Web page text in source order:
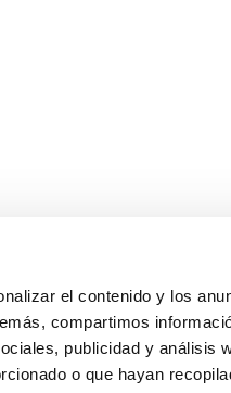
el contenido y los
compartimos
publicidad y análisis
o que hayan